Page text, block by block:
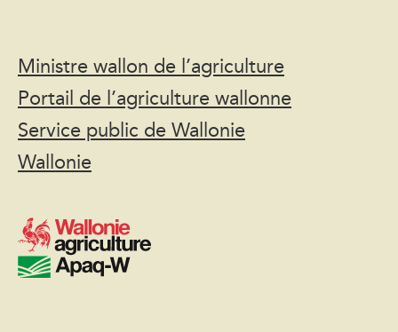
Ministre wallon de l’agriculture
Portail de l’agriculture wallonne
Service public de Wallonie
Wallonie